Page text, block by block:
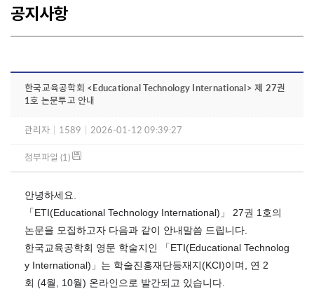
공지사항
한국교육공학회 <Educational Technology International> 제 27권
1호 논문투고 안내
관리자 1589 2026-01-12 09:39:27
첨부파일 (1)
안녕하세요
「ETI(Educational Technology International) 」 27권 1 호의
논문을 모집하고자 다음과 같이 안내말씀 드립니다
한국교육공학회 영문 학술지인
「ETI(Educational Technolog
y International) 」 는 학술진흥재단등재지(KCI)이며 연 2
회 (4월 , 10월) 온라인으로 발간되고 있습니다